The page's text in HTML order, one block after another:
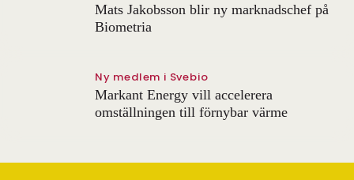
Mats Jakobsson blir ny marknadschef på
Biometria
Ny medlem i Svebio
Markant Energy vill accelerera
omställningen till förnybar värme